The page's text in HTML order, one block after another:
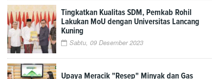
Tingkatkan Kualitas SDM, Pemkab Rohil
Lakukan MoU dengan Universitas Lancang
Kuning
Sabtu, 09 Desember 2023
Upaya Meracik "Resep" Minyak dan Gas